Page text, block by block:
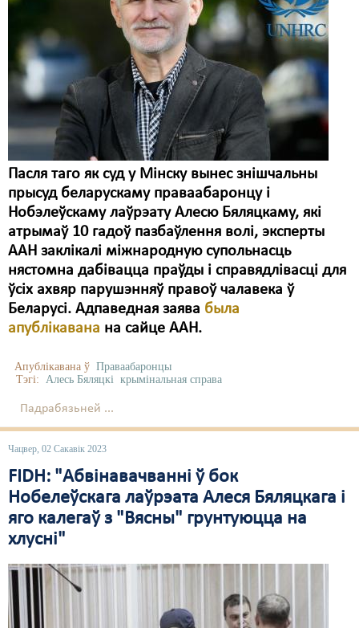
Пасля таго як суд у Мінску вынес знішчальны
прысуд беларускаму праваабаронцу і
Нобэлеўскаму лаўрэату Алесю Бяляцкаму, які
атрымаў 10 гадоў пазбаўлення волі, эксперты
ААН заклікалі міжнародную супольнасць
нястомна дабівацца праўды і справядлівасці для
ўсіх ахвяр парушэнняў правоў чалавека ў
Беларусі. Адпаведная заява была
апублікавана на сайце ААН.
Апублікавана ў Праваабаронцы
Тэгі: Алесь Бяляцкі крымінальная справа
Падрабязьней ...
Чацвер, 02 Сакавік 2023
FIDH: "Абвінавачванні ў бок
Нобелеўскага лаўрэата Алеся Бяляцкага і
яго калегаў з "Вясны" грунтуюцца на
хлусні"